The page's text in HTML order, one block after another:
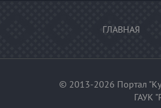
ГЛАВНАЯ
© 2013-2026 Портал
ГАУК